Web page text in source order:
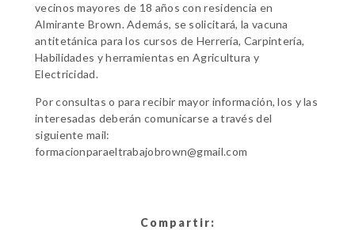
vecinos mayores de 18 años con residencia en
Almirante Brown. Además, se solicitará, la vacuna
antitetánica para los cursos de Herrería, Carpintería,
Habilidades y herramientas en Agricultura y
Electricidad.
Por consultas o para recibir mayor información, los y las
interesadas deberán comunicarse a través del
siguiente mail:
formacionparaeltrabajobrown@gmail.com
Compartir: